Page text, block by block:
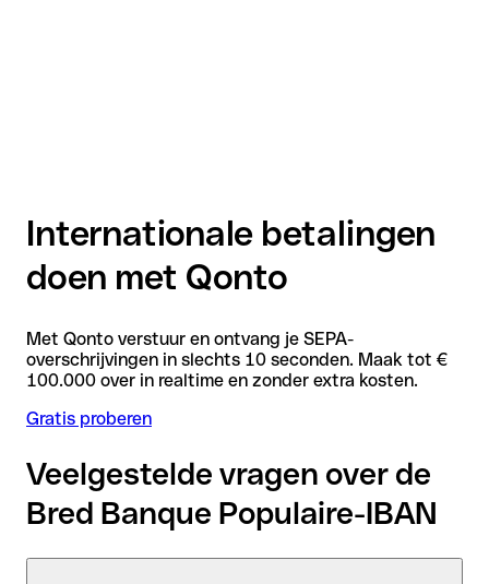
Internationale betalingen
doen met Qonto
Met Qonto verstuur en ontvang je SEPA-
overschrijvingen in slechts 10 seconden. Maak tot €
100.000 over in realtime en zonder extra kosten.
Gratis proberen
Veelgestelde vragen over de
Bred Banque Populaire-IBAN